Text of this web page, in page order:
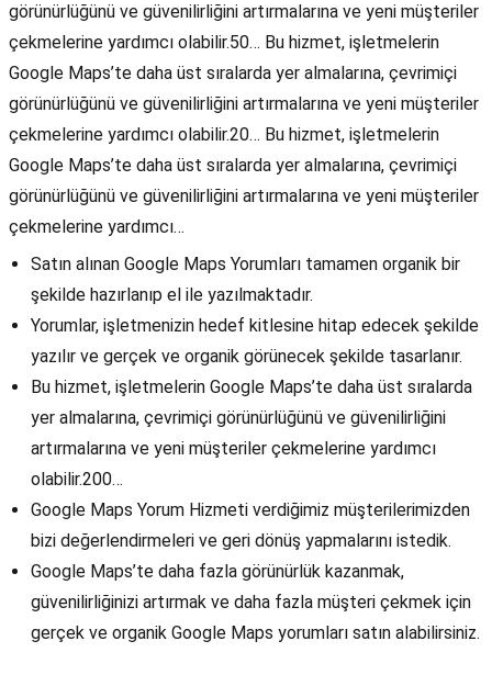
görünürlüğünü ve güvenilirliğini artırmalarına ve yeni müşteriler
çekmelerine yardımcı olabilir.50… Bu hizmet, işletmelerin
Google Maps’te daha üst sıralarda yer almalarına, çevrimiçi
görünürlüğünü ve güvenilirliğini artırmalarına ve yeni müşteriler
çekmelerine yardımcı olabilir.20… Bu hizmet, işletmelerin
Google Maps’te daha üst sıralarda yer almalarına, çevrimiçi
görünürlüğünü ve güvenilirliğini artırmalarına ve yeni müşteriler
çekmelerine yardımcı…
Satın alınan Google Maps Yorumları tamamen organik bir
şekilde hazırlanıp el ile yazılmaktadır.
Yorumlar, işletmenizin hedef kitlesine hitap edecek şekilde
yazılır ve gerçek ve organik görünecek şekilde tasarlanır.
Bu hizmet, işletmelerin Google Maps’te daha üst sıralarda
yer almalarına, çevrimiçi görünürlüğünü ve güvenilirliğini
artırmalarına ve yeni müşteriler çekmelerine yardımcı
olabilir.200…
Google Maps Yorum Hizmeti verdiğimiz müşterilerimizden
bizi değerlendirmeleri ve geri dönüş yapmalarını istedik.
Google Maps’te daha fazla görünürlük kazanmak,
güvenilirliğinizi artırmak ve daha fazla müşteri çekmek için
gerçek ve organik Google Maps yorumları satın alabilirsiniz.